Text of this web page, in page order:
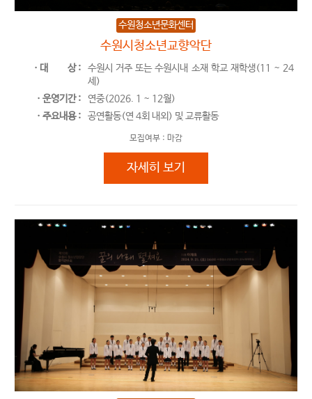
수원청소년문화센터
수원시청소년교향악단
ㆍ대 상 :
수원시 거주 또는 수원시내 소재 학교 재학생(11 ~ 24
세)
ㆍ운영기간 :
연중(2026. 1 ~ 12월)
ㆍ주요내용 :
공연활동(연 4회 내외) 및 교류활동
모집여부 : 마감
수원시청소년교향악단
자세히 보기